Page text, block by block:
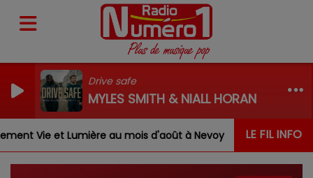
Drive safe
MYLES SMITH & NIALL HORAN
LE FIL INFO
Vie et Lumière au mois d'août à Nevoy Louis,